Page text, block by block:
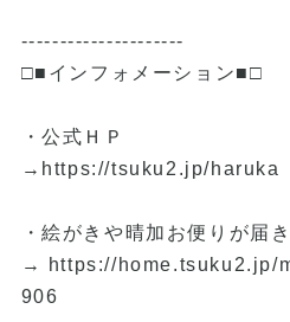
---------------------
□■インフォメーション■□
・公式ＨＰ
→ https://tsuku2.jp/haruka
・絵がきや晴加お便りが届き
→
https://home.tsuku2.jp/
906